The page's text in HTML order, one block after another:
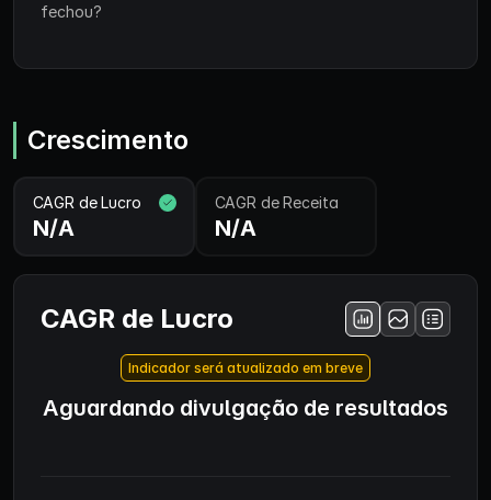
fechou?
Crescimento
CAGR de Lucro
N/A
CAGR de Receita
N/A
CAGR de Lucro
Indicador será atualizado em breve
Aguardando divulgação de resultados